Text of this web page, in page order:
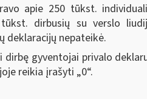
apie 250 tūkst.
dirbusių su verslo
deklaracijų nepateikė.
dirbę gyventojai privalo
reikia įrašyti „0“.